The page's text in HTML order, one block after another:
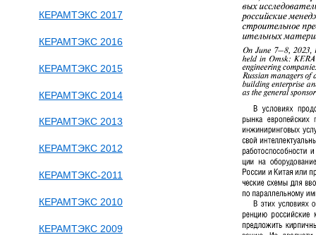
КЕРАМТЭКС 2017
КЕРАМТЭКС 2016
КЕРАМТЭКС 2015
КЕРАМТЭКС 2014
КЕРАМТЭКС 2013
КЕРАМТЭКС 2012
КЕРАМТЭКС-2011
КЕРАМТЭКС 2010
КЕРАМТЭКС 2009